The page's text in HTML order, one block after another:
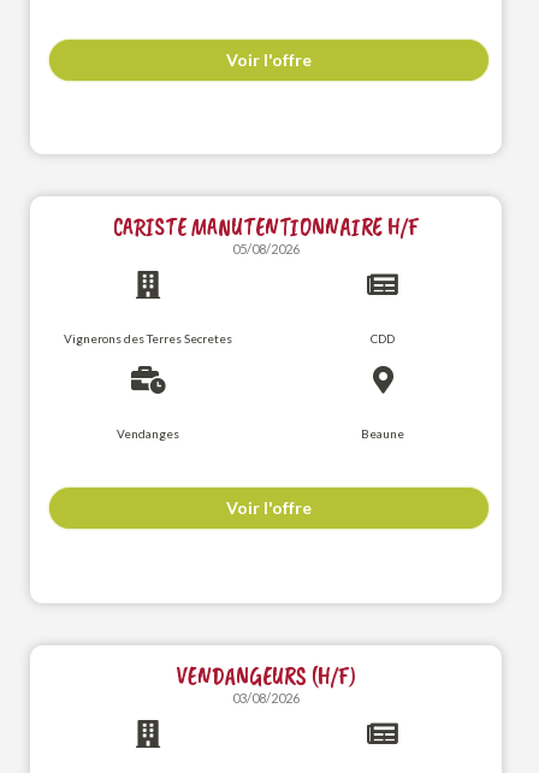
Voir l'offre
CARISTE MANUTENTIONNAIRE H/F
05/08/2026
Vignerons des Terres Secretes CDD
Vendanges Beaune
Voir l'offre
VENDANGEURS (H/F)
03/08/2026